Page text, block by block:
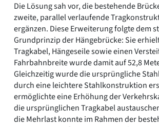
Die Lösung sah vor, die bestehende
zweite, parallel verlaufende
ergänzen. Diese Erweiterung folgte dem
Grundprinzip der Hängebrücke: Sie
Tragkabel, Hängeseile sowie einen
Fahrbahnbreite wurde damit auf 52,8
Gleichzeitig wurde die ursprüngliche
durch eine leichtere Stahlkonstruktion
ermöglichte eine Erhöhung der
die ursprünglichen Tragkabel
die Mehrlast konnte im Rahmen der